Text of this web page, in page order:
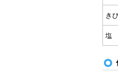
き
塩